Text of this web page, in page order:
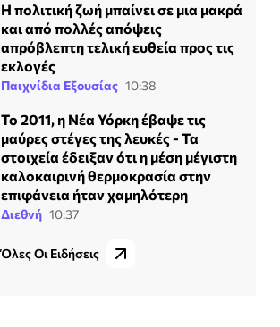
Η πολιτική ζωή μπαίνει σε μια μακρά
και από πολλές απόψεις
απρόβλεπτη τελική ευθεία προς τις
εκλογές
Παιχνίδια Εξουσίας 10:38
Το 2011, η Νέα Υόρκη έβαψε τις
μαύρες στέγες της λευκές - Τα
στοιχεία έδειξαν ότι η μέση μέγιστη
καλοκαιρινή θερμοκρασία στην
επιφάνεια ήταν χαμηλότερη
Διεθνή 10:37
Όλες Οι Ειδήσεις